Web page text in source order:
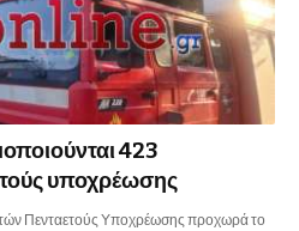
423
υποχρέωσης
Πενταετούς Υποχρέωσης προχωρά το